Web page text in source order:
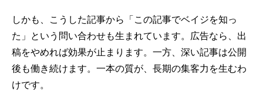
しかも、こうした記事から「この記事でベイジを知っ
た」という問い合わせも生まれています。広告なら、出
稿をやめれば効果が止まります。一方、深い記事は公開
後も働き続けます。一本の質が、長期の集客力を生むわ
けです。